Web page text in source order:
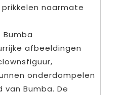
naarmate
afbeeldingen
onderdompelen
van Bumba. De